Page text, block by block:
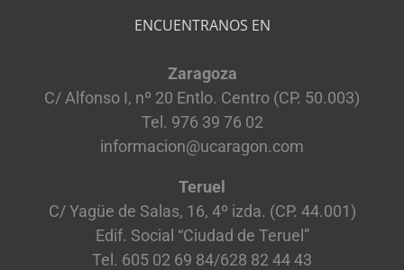
ENCUENTRANOS EN
Zaragoza
C/ Alfonso I, nº 20 Entlo. Centro (CP. 50.003)
Tel. 976 39 76 02
informacion@ucaragon.com
Teruel
C/ Yagüe de Salas, 16, 4º izda. (CP. 44.001)
Edif. Social “Ciudad de Teruel”
Tel. 605 02 69 84/628 82 44 43